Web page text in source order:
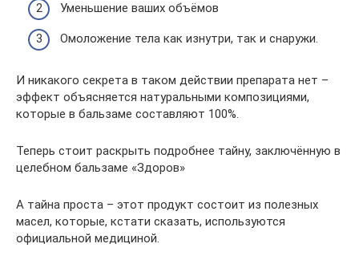
Уменьшение ваших объёмов
Омоложение тела как изнутри, так и снаружи.
И никакого секрета в таком действии препарата нет –
эффект объясняется натуральными композициями,
которые в бальзаме составляют 100%.
Теперь стоит раскрыть подробнее тайну, заключённую в
целебном бальзаме «Здоров»
А тайна проста – этот продукт состоит из полезных
масел, которые, кстати сказать, используются
официальной медициной.